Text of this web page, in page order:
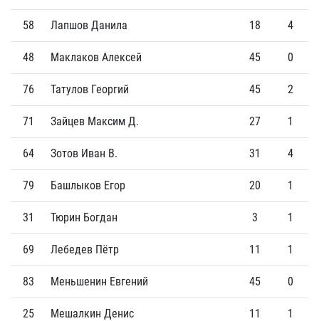
58 Лапшов Данила 18 4
48 Маклаков Алексей 45 0
76 Татулов Георгий 45 2
71 Зайцев Максим Д. 27 1
64 Зотов Иван В. 31 4
79 Башлыков Егор 20 1
31 Тюрин Богдан 3 1
69 Лебедев Пётр 11 1
83 Меньшенин Евгений 45 0
25 Мешалкин Денис 11 1